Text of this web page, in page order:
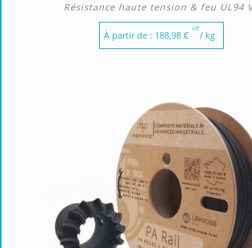
Résistance haute tension & feu UL94
À partir de : 188,98 €
HT
/ kg